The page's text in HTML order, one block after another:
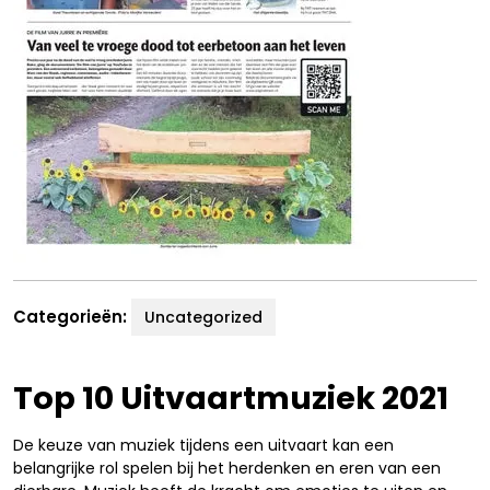
Categorieën: Uncategorized
Top 10 Uitvaartmuziek 2021
De keuze van muziek tijdens een uitvaart kan een
belangrijke rol spelen bij het herdenken en eren van een